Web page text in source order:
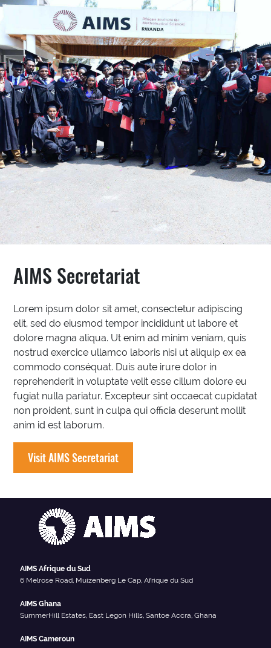
AIMS Secretariat
Lorem ipsum dolor sit amet, consectetur adipiscing
elit, sed do eiusmod tempor incididunt ut labore et
dolore magna aliqua. Ut enim ad minim veniam, quis
nostrud exercice ullamco laboris nisi ut aliquip ex ea
commodo conséquat. Duis aute irure dolor in
reprehenderit in voluptate velit esse cillum dolore eu
fugiat nulla pariatur. Excepteur sint occaecat cupidatat
non proident, sunt in culpa qui officia deserunt mollit
anim id est laborum.
Visit AIMS Secretariat
AIMS Afrique du Sud
6 Melrose Road, Muizenberg Le Cap, Afrique du Sud
AIMS Ghana
SummerHill Estates, East Legon Hills, Santoe Accra, Ghana
AIMS Cameroun